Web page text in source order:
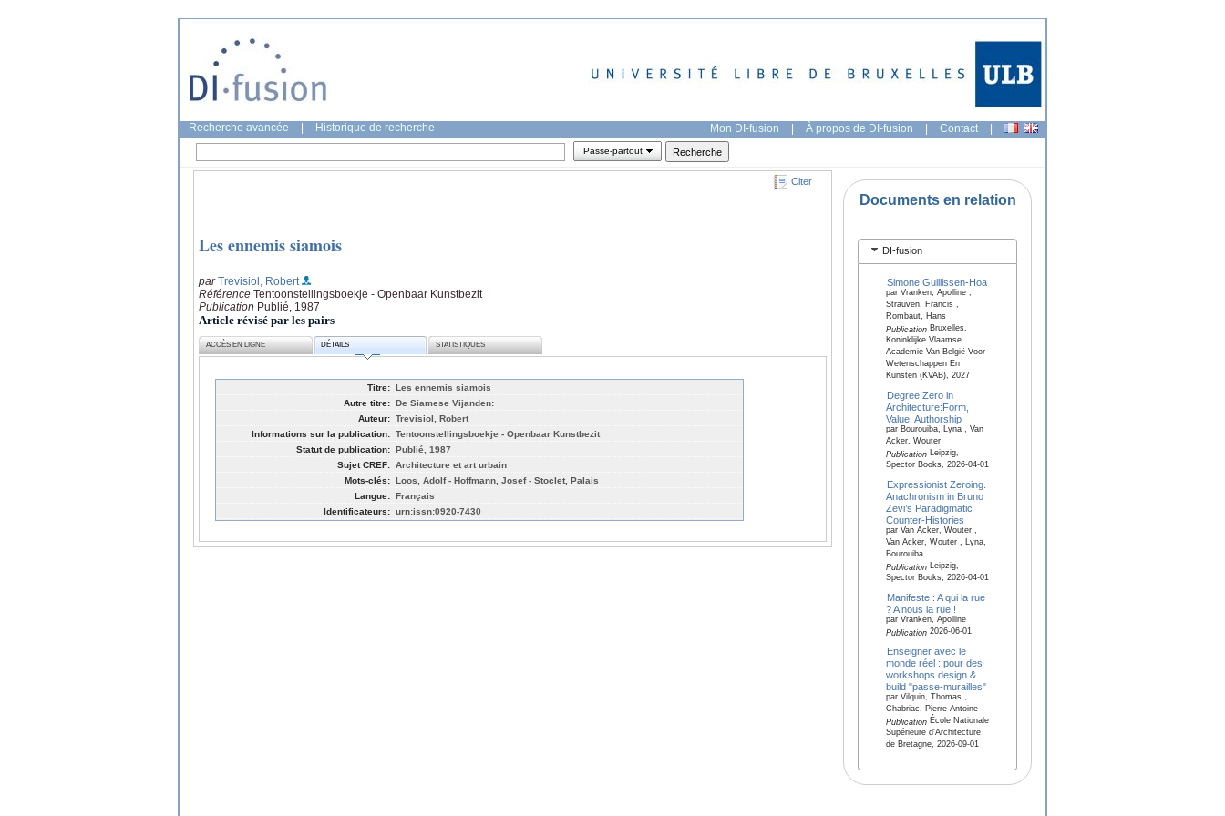
Recherche avancée Historique de recherche Mon DI-fusion | À propos de DI-fusion | Contact |
Passe-partout
Citer
Les ennemis siamois
parTrevisiol, Robert
Référence Tentoonstellingsboekje - Openbaar Kunstbezit
Publication Publié, 1987
Article révisé par les pairs
ACCÈS EN LIGNE DÉTAILS STATISTIQUES
Titre: Les ennemis siamois
Autre titre: De Siamese Vijanden:
Auteur: Trevisiol, Robert
Informations sur la publication: Tentoonstellingsboekje - Openbaar Kunstbezit
Statut de publication: Publié, 1987
Sujet CREF: Architecture et art urbain
Mots-clés: Loos, Adolf - Hoffmann, Josef - Stoclet, Palais
Langue: Français
Identificateurs: urn:issn:0920-7430
Documents en relation
DI-fusion
Simone Guillissen-Hoa
par Vranken, Apolline ,
Strauven, Francis ,
Rombaut, Hans
PublicationBruxelles,
Koninklijke Vlaamse
Academie Van België Voor
Wetenschappen En
Kunsten (KVAB), 2027
Degree Zero in
Architecture:Form,
Value, Authorship
par Bourouiba, Lyna , Van
Acker, Wouter
PublicationLeipzig,
Spector Books, 2026-04-01
Expressionist Zeroing.
Anachronism in Bruno
Zevi’s Paradigmatic
Counter-Histories
par Van Acker, Wouter ,
Van Acker, Wouter , Lyna,
Bourouiba
PublicationLeipzig,
Spector Books, 2026-04-01
Manifeste : A qui la rue
? A nous la rue !
par Vranken, Apolline
Publication2026-06-01
Enseigner avec le
monde réel : pour des
workshops design &
build "passe-murailles"
par Vilquin, Thomas ,
Chabriac, Pierre-Antoine
PublicationÉcole Nationale
Supérieure d'Architecture
de Bretagne, 2026-09-01